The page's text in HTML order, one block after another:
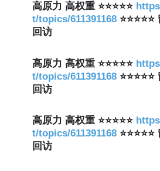
高原力 高权重 ⭐⭐⭐⭐⭐
t/topics/611391168
回访
高原力 高权重 ⭐⭐⭐⭐⭐
t/topics/611391168
回访
高原力 高权重 ⭐⭐⭐⭐⭐
t/topics/611391168
回访